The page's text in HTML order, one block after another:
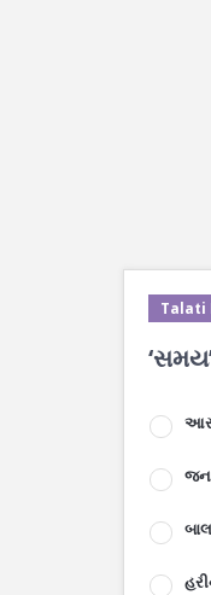
Talati